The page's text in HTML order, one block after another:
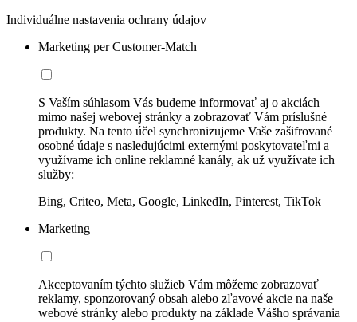
Individuálne nastavenia ochrany údajov
Marketing per Customer-Match
S Vaším súhlasom Vás budeme informovať aj o akciách
mimo našej webovej stránky a zobrazovať Vám príslušné
produkty. Na tento účel synchronizujeme Vaše zašifrované
osobné údaje s nasledujúcimi externými poskytovateľmi a
využívame ich online reklamné kanály, ak už využívate ich
služby:
Bing, Criteo, Meta, Google, LinkedIn, Pinterest, TikTok
Marketing
Akceptovaním týchto služieb Vám môžeme zobrazovať
reklamy, sponzorovaný obsah alebo zľavové akcie na naše
webové stránky alebo produkty na základe Vášho správania